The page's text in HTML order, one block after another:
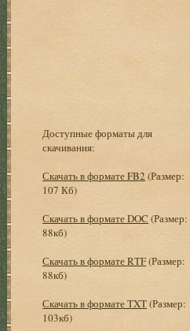
Доступные форматы для
скачивания:
Скачать в формате FB2 (Размер:
107 Кб)
Скачать в формате DOC (Размер:
88кб)
Скачать в формате RTF(Размер:
88кб)
Скачать в формате TXT(Размер:
103кб)